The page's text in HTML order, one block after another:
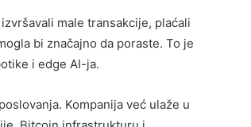
male transakcije, plaćali
bi značajno da poraste. To je
i edge AI-ja.
Kompanija već ulaže u